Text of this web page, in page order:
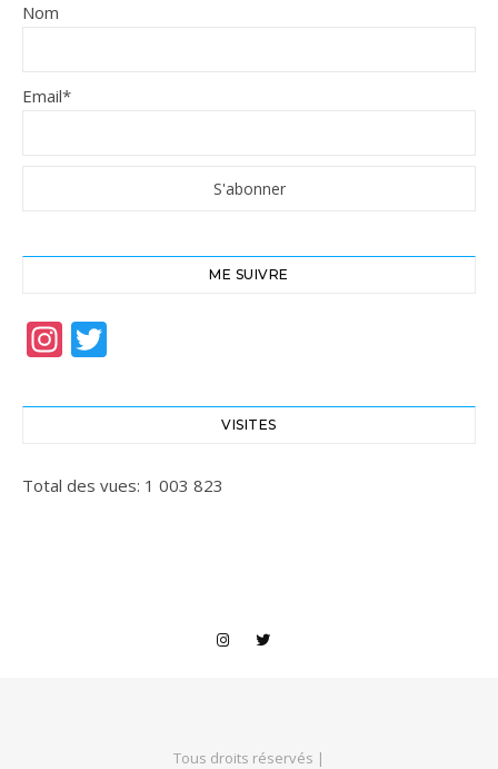
Nom
Email*
ME SUIVRE
Instagram
VISITES
Total des vues: 1 003 823
Tous droits réservés |